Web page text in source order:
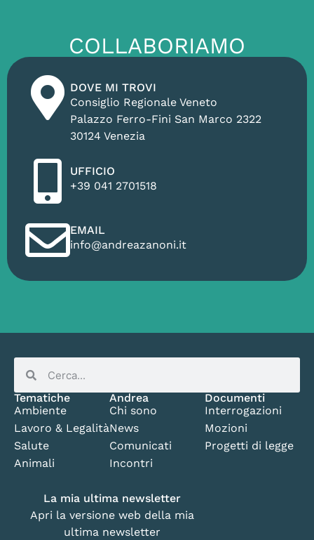
COLLABORIAMO
DOVE MI TROVI
Consiglio Regionale Veneto
Palazzo Ferro-Fini San Marco 2322
30124 Venezia
UFFICIO
+39 041 2701518
EMAIL
info@andreazanoni.it
Tematiche
Ambiente
Lavoro & Legalità
Salute
Animali
Andrea
Chi sono
News
Comunicati
Incontri
Documenti
Interrogazioni
Mozioni
Progetti di legge
La mia ultima newsletter
Apri la versione web della mia
ultima newsletter